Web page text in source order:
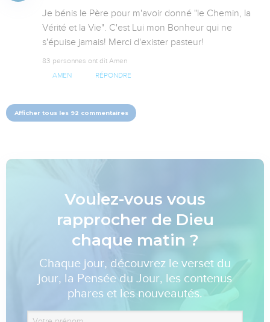
Je bénis le Père pour m'avoir donné "le Chemin, la
Vérité et la Vie". C'est Lui mon Bonheur qui ne
s'épuise jamais! Merci d'exister pasteur!
83 personnes ont dit Amen
AMEN RÉPONDRE
Afficher tous les 92 commentaires
Voulez-vous vous
rapprocher de Dieu
chaque matin ?
Chaque jour, découvrez le verset du
jour, la Pensée du Jour, les contenus
phares et les nouveautés.